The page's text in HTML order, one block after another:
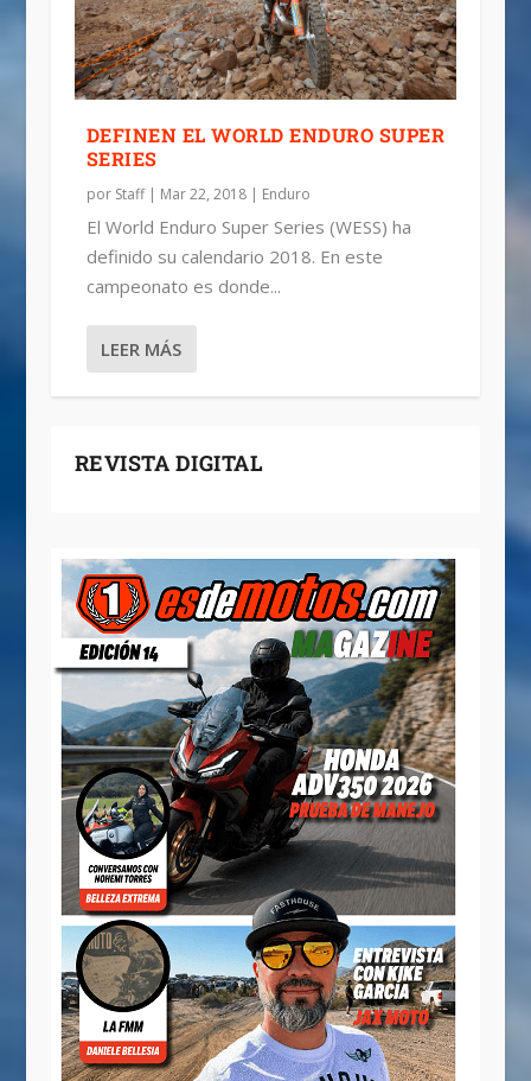
DEFINEN EL WORLD ENDURO SUPER
SERIES
por Staff| Mar 22, 2018| Enduro
El World Enduro Super Series (WESS) ha
definido su calendario 2018. En este
campeonato es donde...
LEER MÁS
REVISTA DIGITAL